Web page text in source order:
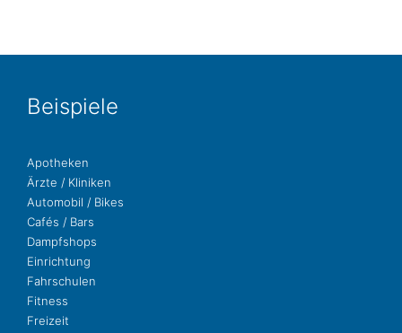
Bei­spie­le
Apo­the­ken
Ärzte / Kliniken
Auto­mo­bil / Bikes
Cafés / Bars
Dampf­shops
Ein­rich­tung
Fahr­schu­len
Fit­ness
Freizeit